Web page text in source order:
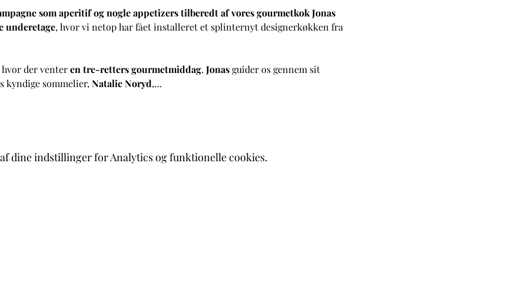
som aperitif og nogle appetizers tilberedt af vores gourmetkok Jonas
underetage, hvor vi netop har fået installeret et splinternyt designerkøkken fra
der venter en tre-retters gourmetmiddag. Jonas guider os gennem sit
kyndige sommelier, Natalie Noryd,…
dine indstillinger for Analytics og funktionelle cookies.